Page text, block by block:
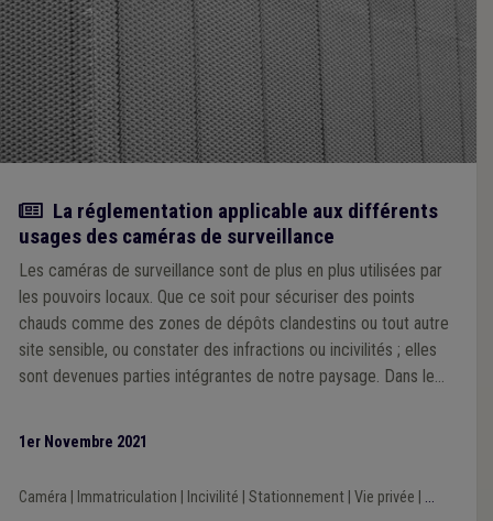
Article
La réglementation applicable aux différents
usages des caméras de surveillance
Les caméras de surveillance sont de plus en plus utilisées par
les pouvoirs locaux. Que ce soit pour sécuriser des points
chauds comme des zones de dépôts clandestins ou tout autre
site sensible, ou constater des infractions ou incivilités ; elles
sont devenues parties intégrantes de notre paysage. Dans le
mobiles.
1er Novembre 2021
Caméra Immatriculation Incivilité Stationnement| Vie privée ...